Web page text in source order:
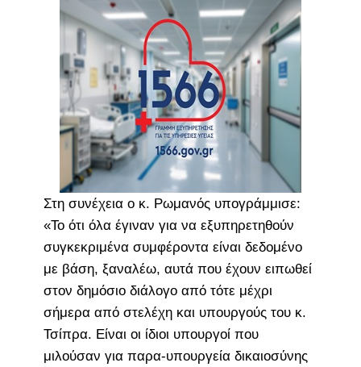
Στη συνέχεια ο κ. Ρωμανός υπογράμμισε:
«Το ότι όλα έγιναν για να εξυπηρετηθούν
συγκεκριμένα συμφέροντα είναι δεδομένο
με βάση, ξαναλέω, αυτά που έχουν ειπωθεί
στον δημόσιο διάλογο από τότε μέχρι
σήμερα από στελέχη και υπουργούς του κ.
Τσίπρα. Είναι οι ίδιοι υπουργοί που
μιλούσαν για παρα-υπουργεία δικαιοσύνης